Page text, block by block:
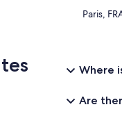
Paris,
Where
Are